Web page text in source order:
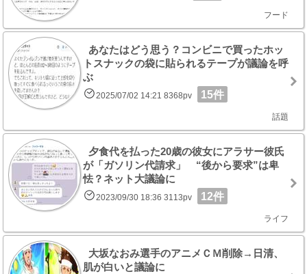
フード
あなたはどう思う？コンビニで買ったホッ
トスナックの袋に貼られるテープが議論を呼
ぶ
2025/07/02 14:21 8368pv 15件
話題
夕食代を払った20歳の彼女にアラサー彼氏
が「ガソリン代請求」 “後から要求”は卑
怯？ネット大議論に
2023/09/30 18:36 3113pv 12件
ライフ
大坂なおみ選手のアニメＣＭ削除→日清、
肌が白いと議論に